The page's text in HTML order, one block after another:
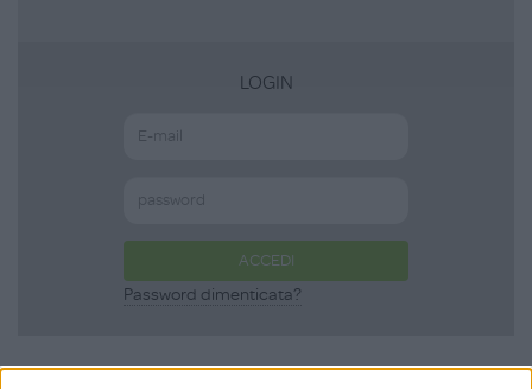
LOGIN
ACCEDI
Password dimenticata?